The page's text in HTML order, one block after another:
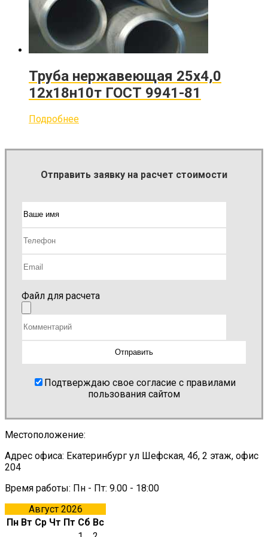
Труба нержавеющая 25х4,0
12х18н10т ГОСТ 9941-81
Подробнее
Отправить заявку на расчет стоимости
Файл для расчета
Подтверждаю свое согласие с правилами
пользования сайтом
Местоположение:
Адрес офиса: Екатеринбург ул Шефская, 4б, 2 этаж, офис
204
Время работы: Пн - Пт: 9.00 - 18:00
Август 2026
Пн Вт Ср Чт Пт Сб Вс